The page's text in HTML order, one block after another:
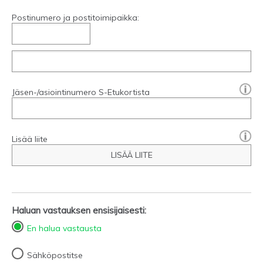
Postinumero ja postitoimipaikka:
Jäsen-/asiointinumero S-Etukortista
Lisää liite
LISÄÄ LIITE
Haluan vastauksen ensisijaisesti:
En halua vastausta
Sähköpostitse